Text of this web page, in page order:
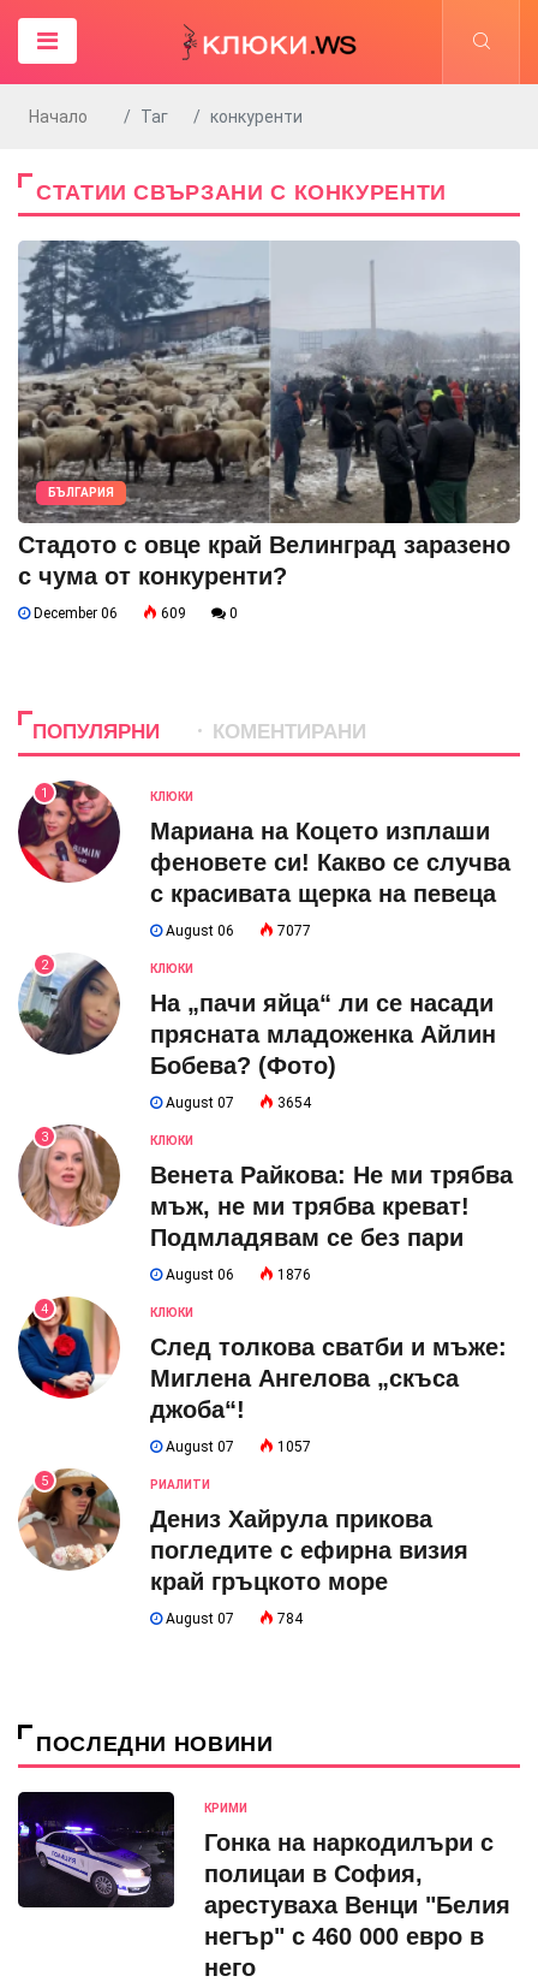
Начало Таг конкуренти
СТАТИИ СВЪРЗАНИ С КОНКУРЕНТИ
БЪЛГАРИЯ
Стадото с овце край Велинград заразено
с чума от конкуренти?
December 06 609 0
ПОПУЛЯРНИ КОМЕНТИРАНИ
1 КЛЮКИ
Мариана на Коцето изплаши
феновете си! Какво се случва
с красивата щерка на певеца
August 06 7077
2 КЛЮКИ
На „пачи яйца“ ли се насади
прясната младоженка Айлин
Бобева? (Фото)
August 07 3654
3 КЛЮКИ
Венета Райкова: Не ми трябва
мъж, не ми трябва креват!
Подмладявам се без пари
August 06 1876
4 КЛЮКИ
След толкова сватби и мъже:
Миглена Ангелова „скъса
джоба“!
August 07 1057
5 РИАЛИТИ
Дениз Хайрула прикова
погледите с ефирна визия
край гръцкото море
August 07 784
ПОСЛЕДНИ НОВИНИ
КРИМИ
Гонка на наркодилъри с
полицаи в София,
арестуваха Венци "Белия
негър" с 460 000 евро в
него